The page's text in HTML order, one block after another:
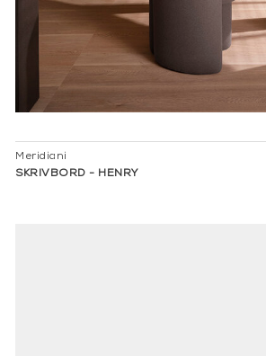
Meridiani
SKRIVBORD - HENRY